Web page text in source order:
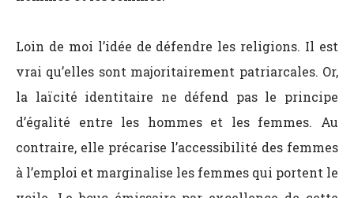
Loin de moi l’idée de défendre les religions. Il est
vrai qu’elles sont majoritairement patriarcales. Or,
la laïcité identitaire ne défend pas le principe
d’égalité entre les hommes et les femmes. Au
contraire, elle précarise l’accessibilité des femmes
à l’emploi et marginalise les femmes qui portent le